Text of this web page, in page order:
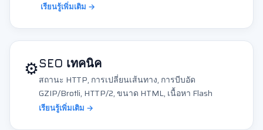
เรียนรู้เพิ่มเติม →
⚙️SEO เทคนิค
สถานะ HTTP, การเปลี่ยนเส้นทาง, การบีบอัด
GZIP/Brotli, HTTP/2, ขนาด HTML, เนื้อหา Flash
เรียนรู้เพิ่มเติม →